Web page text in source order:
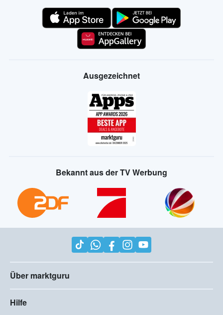
Ausgezeichnet
Bekannt aus der TV Werbung
Über marktguru
Hilfe